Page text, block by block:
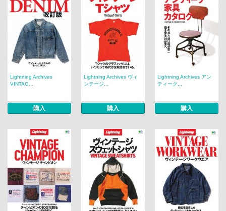
Lightning Archives
VINTAG...
購入
Lightning Archives ヴィ
ンテージ...
購入
Lightning Archives アン
ティーク...
購入